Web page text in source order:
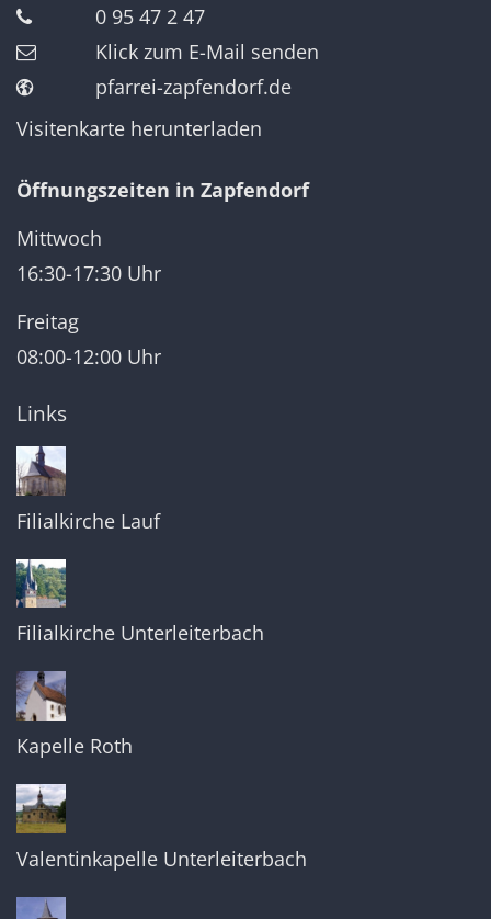
0 95 47 2 47
Klick zum E-Mail senden
pfarrei-zapfendorf.de
Visitenkarte herunterladen
Öffnungszeiten in Zapfendorf
Mittwoch
16:30-17:30 Uhr
Freitag
08:00-12:00 Uhr
Links
Filialkirche Lauf
Filialkirche Unterleiterbach
Kapelle Roth
Valentinkapelle Unterleiterbach